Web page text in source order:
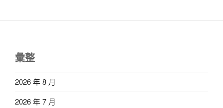
彙整
2026 年 8 月
2026 年 7 月